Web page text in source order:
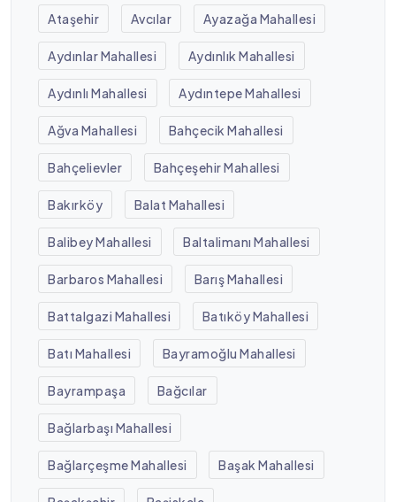
Ataşehir Avcılar Ayazağa Mahallesi
Aydınlar Mahallesi Aydınlık Mahallesi
Aydınlı Mahallesi Aydıntepe Mahallesi
Ağva Mahallesi Bahçecik Mahallesi
Bahçelievler Bahçeşehir Mahallesi
Bakırköy Balat Mahallesi
Balibey Mahallesi Baltalimanı Mahallesi
Barbaros Mahallesi Barış Mahallesi
Battalgazi Mahallesi Batıköy Mahallesi
Batı Mahallesi Bayramoğlu Mahallesi
Bayrampaşa Bağcılar
Bağlarbaşı Mahallesi
Bağlarçeşme Mahallesi Başak Mahallesi